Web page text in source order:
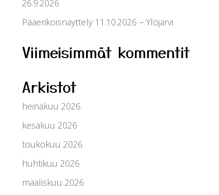
26.9.2026
Pääerikoisnäyttely 11.10.2026 – Ylöjärvi
Viimeisimmät kommentit
Arkistot
heinäkuu 2026
kesäkuu 2026
toukokuu 2026
huhtikuu 2026
maaliskuu 2026